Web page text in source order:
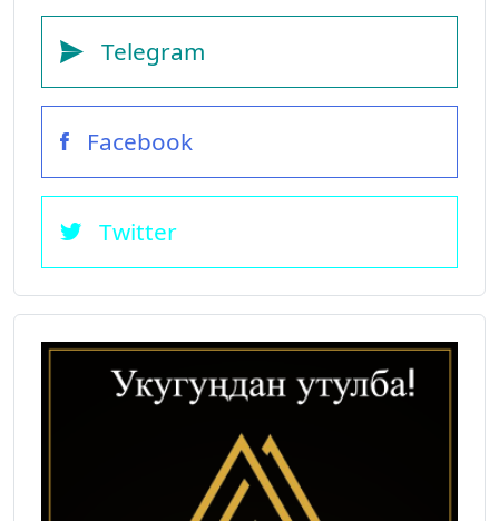
Telegram
Facebook
Twitter